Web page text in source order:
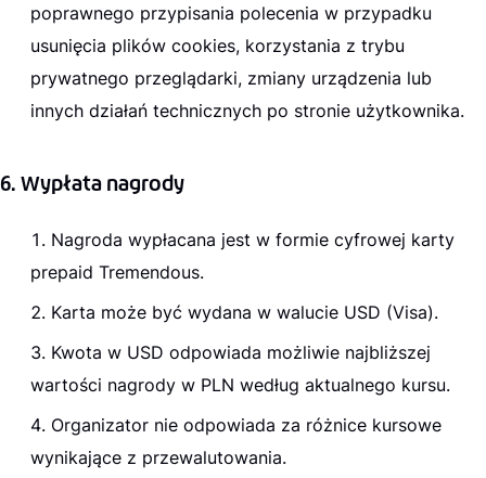
poprawnego przypisania polecenia w przypadku
usunięcia plików cookies, korzystania z trybu
prywatnego przeglądarki, zmiany urządzenia lub
innych działań technicznych po stronie użytkownika.
6. Wypłata nagrody
Nagroda wypłacana jest w formie cyfrowej karty
prepaid Tremendous.
Karta może być wydana w walucie USD (Visa).
Kwota w USD odpowiada możliwie najbliższej
wartości nagrody w PLN według aktualnego kursu.
Organizator nie odpowiada za różnice kursowe
wynikające z przewalutowania.